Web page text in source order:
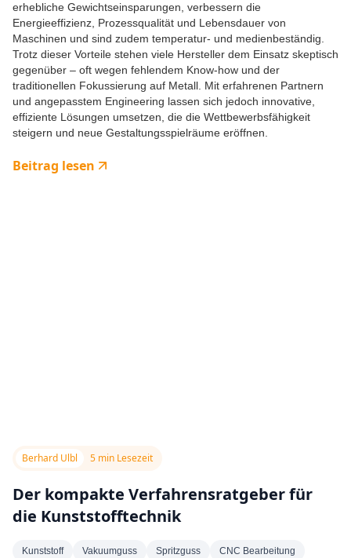
erhebliche Gewichtseinsparungen, verbessern die
Energieeffizienz, Prozessqualität und Lebensdauer von
Maschinen und sind zudem temperatur- und medienbeständig.
Trotz dieser Vorteile stehen viele Hersteller dem Einsatz skeptisch
gegenüber – oft wegen fehlendem Know-how und der
traditionellen Fokussierung auf Metall. Mit erfahrenen Partnern
und angepasstem Engineering lassen sich jedoch innovative,
effiziente Lösungen umsetzen, die die Wettbewerbsfähigkeit
steigern und neue Gestaltungsspielräume eröffnen.
Beitrag lesen
Berhard Ulbl 5 min Lesezeit
Der kompakte Verfahrensratgeber für
die Kunststofftechnik
Kunststoff Vakuumguss Spritzguss
CNC Bearbeitung